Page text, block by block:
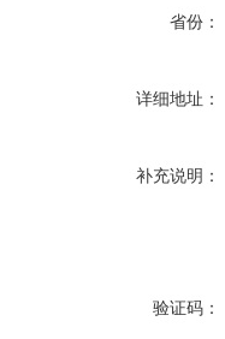
省份：
详细地址：
补充说明：
验证码：